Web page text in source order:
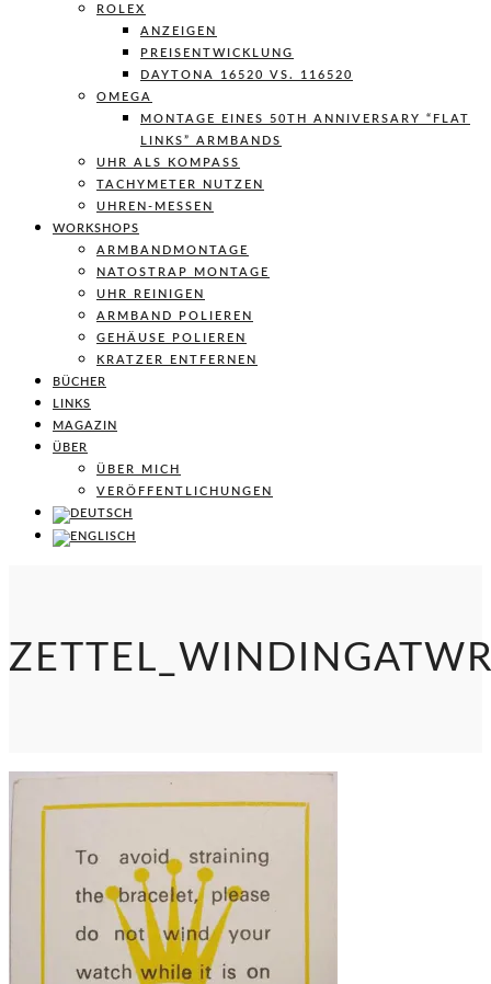
ROLEX
ANZEIGEN
PREISENTWICKLUNG
DAYTONA 16520 VS. 116520
OMEGA
MONTAGE EINES 50TH ANNIVERSARY “FLAT
LINKS” ARMBANDS
UHR ALS KOMPASS
TACHYMETER NUTZEN
UHREN-MESSEN
WORKSHOPS
ARMBANDMONTAGE
NATOSTRAP MONTAGE
UHR REINIGEN
ARMBAND POLIEREN
GEHÄUSE POLIEREN
KRATZER ENTFERNEN
BÜCHER
LINKS
MAGAZIN
ÜBER
ÜBER MICH
VERÖFFENTLICHUNGEN